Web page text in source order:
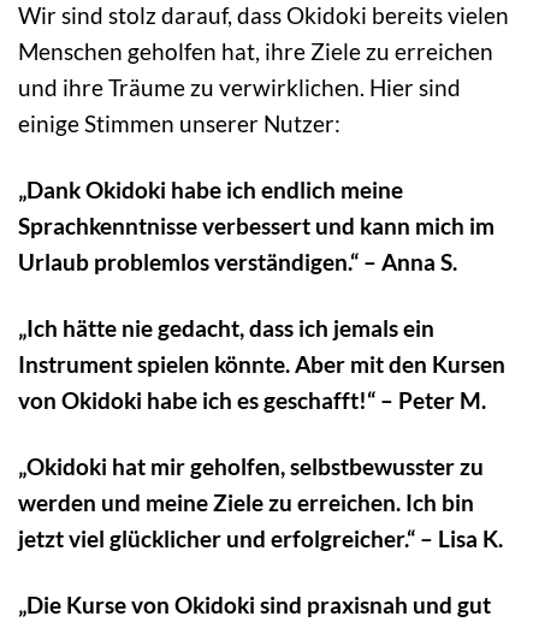
Wir sind stolz darauf, dass Okidoki bereits vielen
Menschen geholfen hat, ihre Ziele zu erreichen
und ihre Träume zu verwirklichen. Hier sind
einige Stimmen unserer Nutzer:
„Dank Okidoki habe ich endlich meine
Sprachkenntnisse verbessert und kann mich im
Urlaub problemlos verständigen.“ – Anna S.
„Ich hätte nie gedacht, dass ich jemals ein
Instrument spielen könnte. Aber mit den Kursen
von Okidoki habe ich es geschafft!“ – Peter M.
„Okidoki hat mir geholfen, selbstbewusster zu
werden und meine Ziele zu erreichen. Ich bin
jetzt viel glücklicher und erfolgreicher.“ – Lisa K.
„Die Kurse von Okidoki sind praxisnah und gut